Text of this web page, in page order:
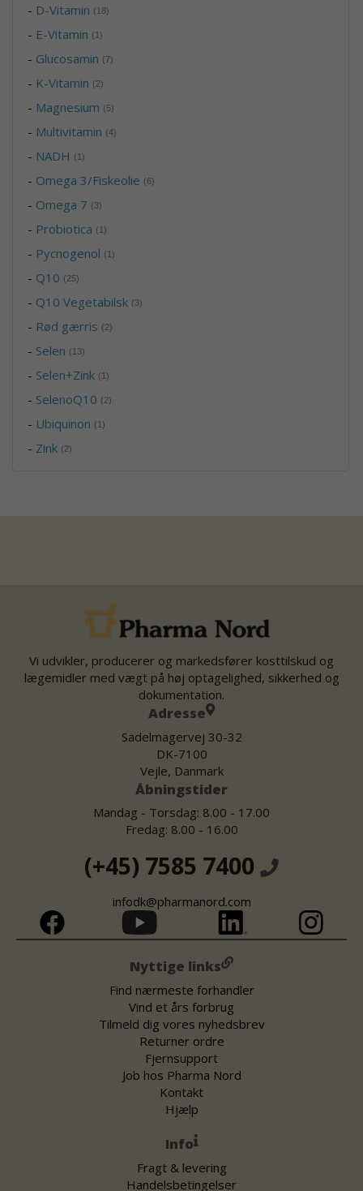
- D-Vitamin (18)
- E-Vitamin (1)
- Glucosamin (7)
- K-Vitamin (2)
- Magnesium (5)
- Multivitamin (4)
- NADH (1)
- Omega 3/Fiskeolie (6)
- Omega 7 (3)
- Probiotica (1)
- Pycnogenol (1)
- Q10 (25)
- Q10 Vegetabilsk (3)
- Rød gærris (2)
- Selen (13)
- Selen+Zink (1)
- SelenoQ10 (2)
- Ubiquinon (1)
- Zink (2)
Vi udvikler, producerer og markedsfører kosttilskud og
lægemidler med vægt på høj optagelighed, sikkerhed og
dokumentation.
Adresse
Sadelmagervej 30-32
DK-7100
Vejle, Danmark
Åbningstider
Mandag - Torsdag: 8.00 - 17.00
Fredag: 8.00 - 16.00
(+45) 7585 7400
infodk@pharmanord.com
Nyttige links
Find nærmeste forhandler
Vind et års forbrug
Tilmeld dig vores nyhedsbrev
Returner ordre
Fjernsupport
Job hos Pharma Nord
Kontakt
Hjælp
Info
Fragt & levering
Handelsbetingelser